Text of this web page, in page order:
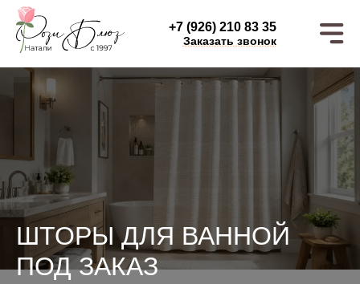
+7 (926) 210 83 35
Заказать звонок
ШТОРЫ ДЛЯ ВАННОЙ
ПОД ЗАКАЗ